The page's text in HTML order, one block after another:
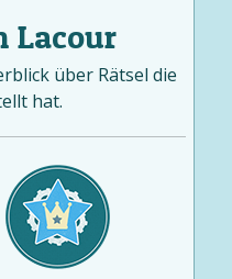
Lacour
über Rätsel die
hat.